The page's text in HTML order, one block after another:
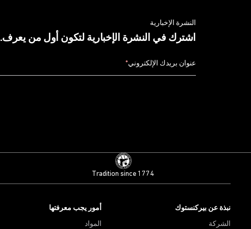
النشرة الإخبارية
اشترك في النشرة الإخبارية لتكون أول من يعرف.
عنوان بريدك الإلكتروني*
Tradition since 1774
نبذة عن بيركنستوك
الشركة
أمور يجب معرفتها
المواد